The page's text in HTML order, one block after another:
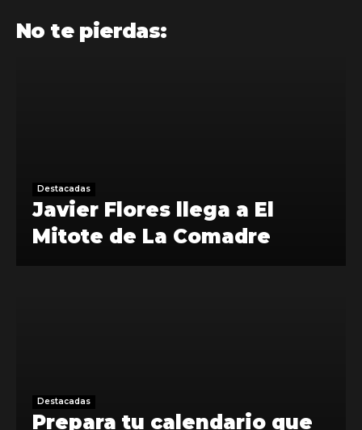
No te pierdas:
Destacadas
Javier Flores llega a El
Mitote de La Comadre
Destacadas
Prepara tu calendario que